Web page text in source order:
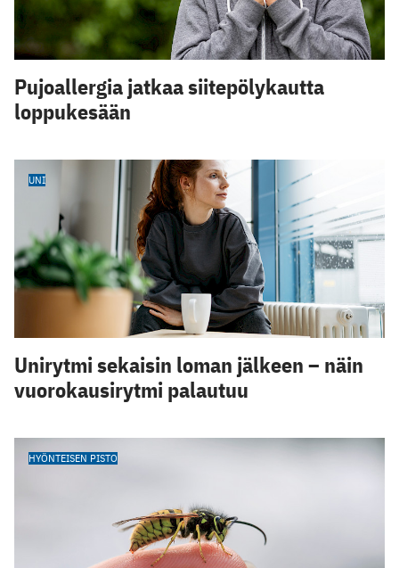
Pujoallergia jatkaa siitepölykautta
loppukesään
UNI
Unirytmi sekaisin loman jälkeen – näin
vuorokausirytmi palautuu
HYÖNTEISEN PISTO